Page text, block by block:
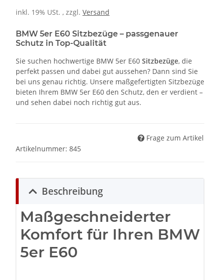
inkl. 19% USt. , zzgl. Versand
BMW 5er E60 Sitzbezüge – passgenauer
Schutz in Top-Qualität
Sie suchen hochwertige BMW 5er E60 Sitzbezüge, die
perfekt passen und dabei gut aussehen? Dann sind Sie
bei uns genau richtig. Unsere maßgefertigten Sitzbezüge
bieten Ihrem BMW 5er E60 den Schutz, den er verdient –
und sehen dabei noch richtig gut aus.
Frage zum Artikel
Artikelnummer: 845
Beschreibung
Maßgeschneiderter
Komfort für Ihren BMW
5er E60